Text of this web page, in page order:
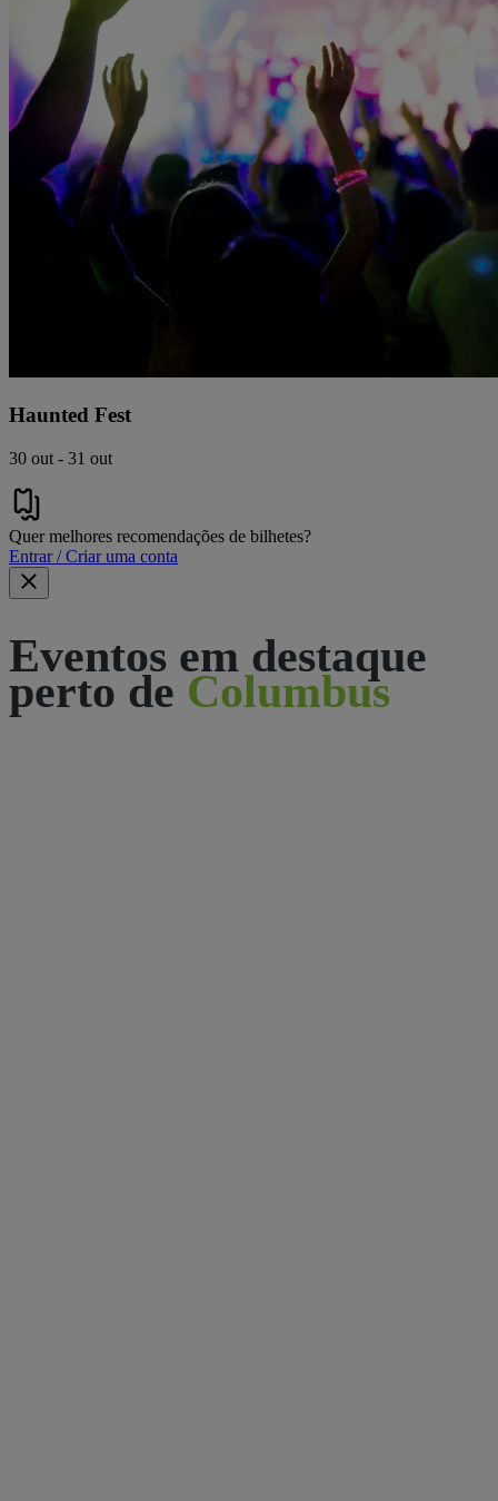
Haunted Fest
30 out - 31 out
Quer melhores recomendações de bilhetes?
Entrar / Criar uma conta
Eventos em destaque
perto de Columbus